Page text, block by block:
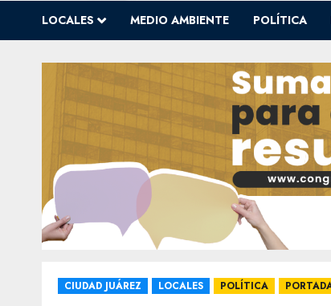
LOCALES MEDIO AMBIENTE POLÍTICA
CIUDAD JUÁREZ LOCALES POLÍTICA